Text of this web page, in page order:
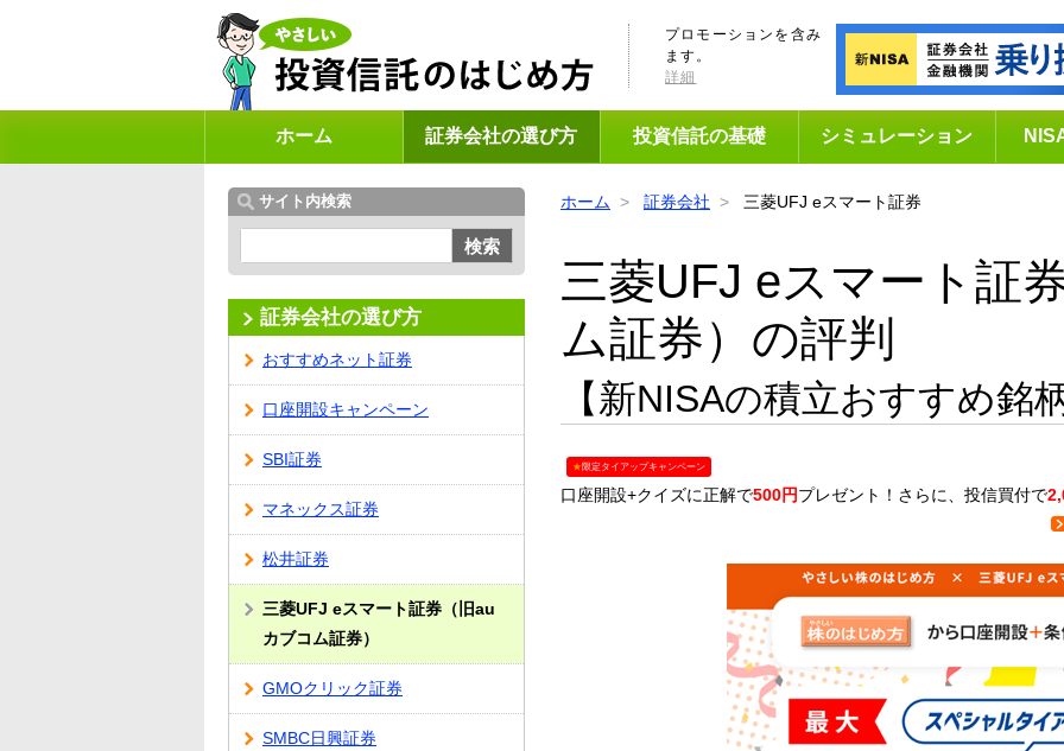
プロモーションを含み
ます。
詳細
ホーム 証券会社の選び方 投資信託の基礎 シミュレーション
ホーム 証券会社 三菱UFJ eスマート証券
三菱UFJ eスマート証
ム証券）の評判
【新NISAの積立おすすめ銘
★限定タイアップキャンペーン
口座開設+クイズに正解で500円プレゼント！さらに、投信買付で
サイト内検索
検索
証券会社の選び方
おすすめネット証券
口座開設キャンペーン
SBI証券
マネックス証券
松井証券
三菱UFJ eスマート証券（旧au
カブコム証券）
GMOクリック証券
SMBC日興証券